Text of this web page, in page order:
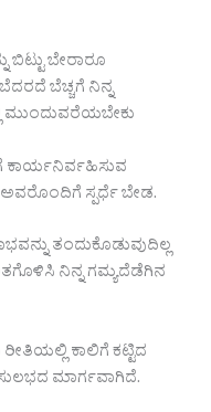
ಬಿಟ್ಟು ಬೇರಾರೂ
ಬೆಚ್ಚಗೆ ನಿನ್ನ
ಮುಂದುವರೆಯಬೇಕು
ಕಾರ್ಯನಿರ್ವಹಿಸುವ
ಸ್ಪರ್ಧೆ ಬೇಡ.
ತಂದುಕೊಡುವುದಿಲ್ಲ
ನಿನ್ನ ಗಮ್ಯದೆಡೆಗಿನ
ಕಾಲಿಗೆ ಕಟ್ಟಿದ
ಮಾರ್ಗವಾಗಿದೆ.